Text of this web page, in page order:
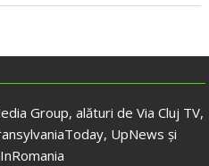
Group, alături de Via Cluj TV,
UpNews și